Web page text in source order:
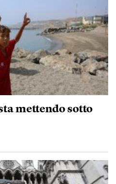
mettendo sotto